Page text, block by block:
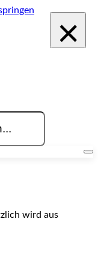
×
wird aus